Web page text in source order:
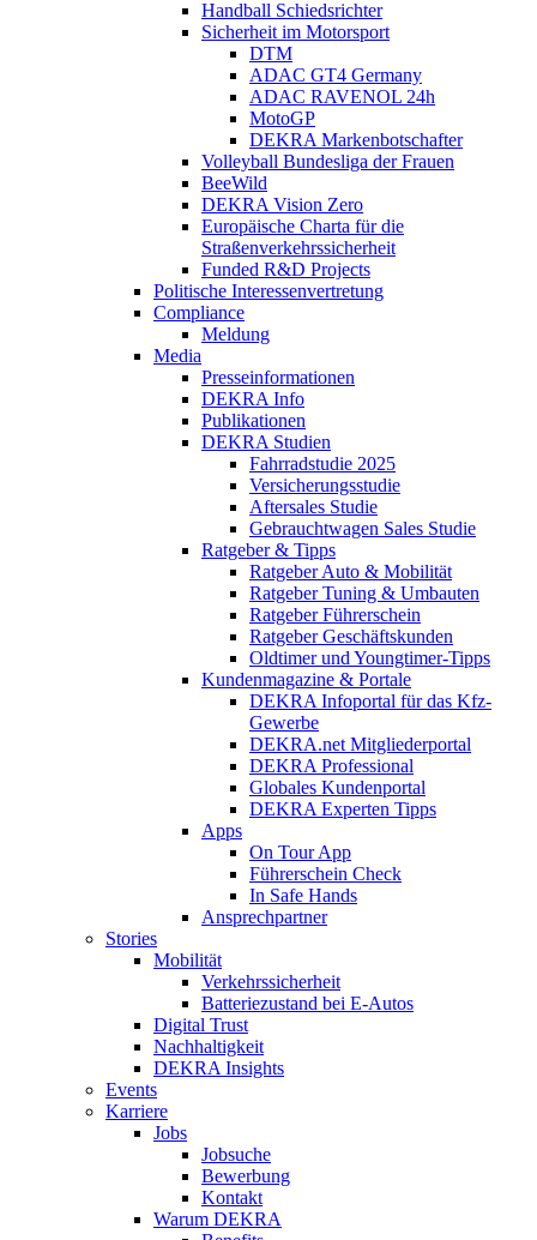
Handball Schiedsrichter
Sicherheit im Motorsport
DTM
ADAC GT4 Germany
ADAC RAVENOL 24h
MotoGP
DEKRA Markenbotschafter
Volleyball Bundesliga der Frauen
BeeWild
DEKRA Vision Zero
Europäische Charta für die
Straßenverkehrssicherheit
Funded R&D Projects
Politische Interessenvertretung
Compliance
Meldung
Media
Presseinformationen
DEKRA Info
Publikationen
DEKRA Studien
Fahrradstudie 2025
Versicherungsstudie
Aftersales Studie
Gebrauchtwagen Sales Studie
Ratgeber & Tipps
Ratgeber Auto & Mobilität
Ratgeber Tuning & Umbauten
Ratgeber Führerschein
Ratgeber Geschäftskunden
Oldtimer und Youngtimer-Tipps
Kundenmagazine & Portale
DEKRA Infoportal für das Kfz-
Gewerbe
DEKRA.net Mitgliederportal
DEKRA Professional
Globales Kundenportal
DEKRA Experten Tipps
Apps
On Tour App
Führerschein Check
In Safe Hands
Ansprechpartner
Stories
Mobilität
Verkehrssicherheit
Batteriezustand bei E-Autos
Digital Trust
Nachhaltigkeit
DEKRA Insights
Events
Karriere
Jobs
Jobsuche
Bewerbung
Kontakt
Warum DEKRA